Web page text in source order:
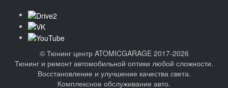
© Тюнинг центр ATOMICGARAGE 2017-2026
Тюнинг и ремонт автомобильной оптики любой сложности.
Восстановление и улучшение качества света.
Комплексное обслуживание авто.